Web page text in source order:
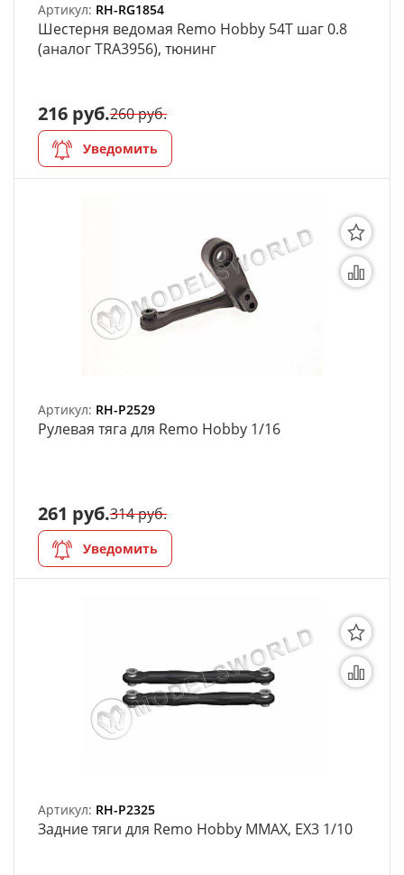
Артикул: RH-RG1854
Шестерня ведомая Remo Hobby 54T шаг 0.8
(аналог TRA3956), тюнинг
216 руб.260 руб.
Уведомить
Артикул: RH-P2529
Рулевая тяга для Remo Hobby 1/16
261 руб.314 руб.
Уведомить
Артикул: RH-P2325
Задние тяги для Remo Hobby MMAX, EX3 1/10